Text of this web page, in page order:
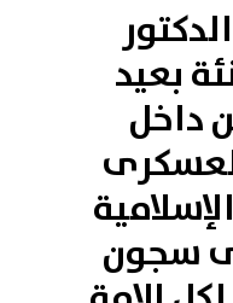
بعيد
داخل
سجون